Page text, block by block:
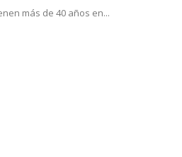
más de 40 años en...